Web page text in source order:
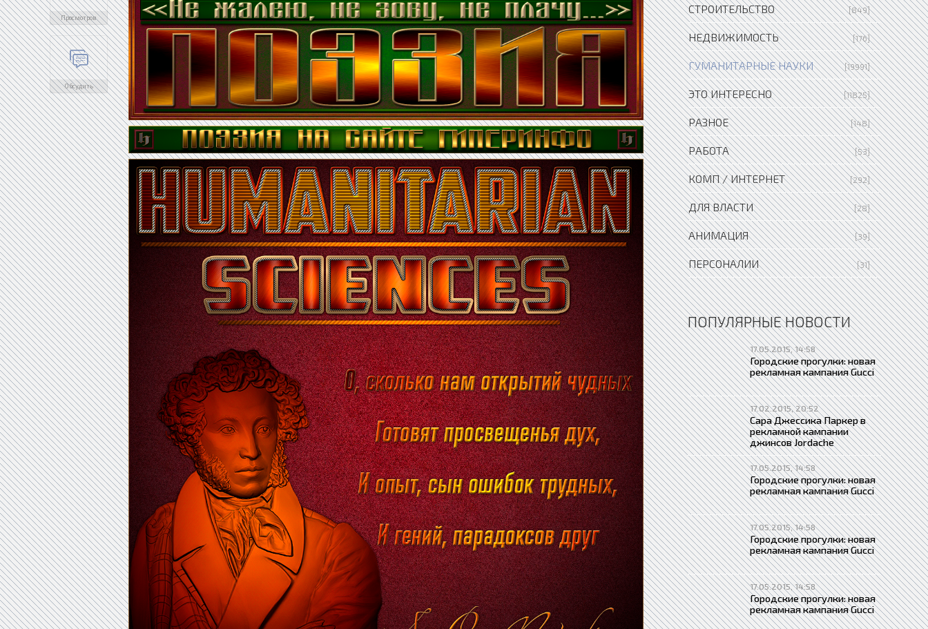
Просмотров
Обсудить
СТРОИТЕЛЬСТВО [849]
НЕДВИЖИМОСТЬ [176]
ГУМАНИТАРНЫЕ НАУКИ [19991]
ЭТО ИНТЕРЕСНО [11825]
РАЗНОЕ [148]
РАБОТА [53]
КОМП / ИНТЕРНЕТ [292]
ДЛЯ ВЛАСТИ [28]
АНИМАЦИЯ [39]
ПЕРСОНАЛИИ [31]
ПОПУЛЯРНЫЕ НОВОСТИ
17.05.2015, 14:58
Городские прогулки: новая
рекламная кампания Gucci
17.02.2015, 20:52
Сара Джессика Паркер в
рекламной кампании
джинсов Jordache
17.05.2015, 14:58
Городские прогулки: новая
рекламная кампания Gucci
17.05.2015, 14:58
Городские прогулки: новая
рекламная кампания Gucci
17.05.2015, 14:58
Городские прогулки: новая
рекламная кампания Gucci